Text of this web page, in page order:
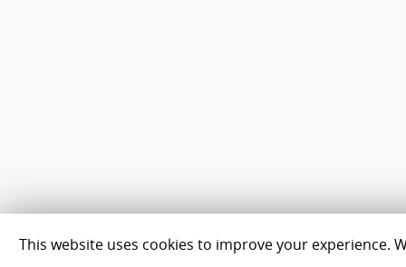
This website uses cookies to improve your experience.